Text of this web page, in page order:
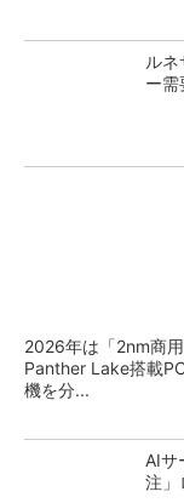
ル
ー需
2026年は「2nm商用
Panther Lake搭載
機を分...
AIサ
注」